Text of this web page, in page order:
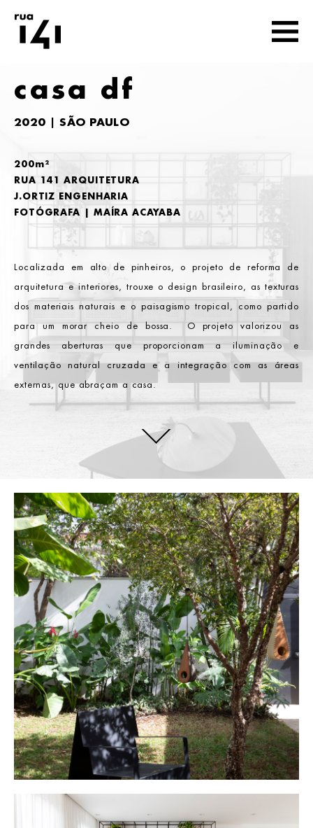
casa df
2020 | SÃO PAULO
Localizada em alto de pinheiros, o projeto de reforma de
arquitetura e interiores, trouxe o design brasileiro, as texturas
dos materiais naturais e o paisagismo tropical, como partido
para um morar cheio de bossa. O projeto valorizou as
grandes aberturas que proporcionam a iluminação e
ventilação natural cruzada e a integração com as áreas
externas, que abraçam a casa.
200m²
RUA 141 ARQUITETURA
J.ORTIZ ENGENHARIA
FOTÓGRAFA | MAÍRA ACAYABA